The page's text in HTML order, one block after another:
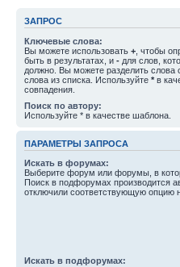
ЗАПРОС
Ключевые слова:
Вы можете использовать + , чтобы
быть в результатах, и - для слов,
должно. Вы можете разделить слова
слова из списка. Используйте * в
совпадения.
Поиск по автору:
Используйте * в качестве шаблона.
ПАРАМЕТРЫ ЗАПРОСА
Искать в форумах:
Выберите форум или форумы, в
Поиск в подфорумах производится
отключили соответствующую опцию
Искать в подфорумах: